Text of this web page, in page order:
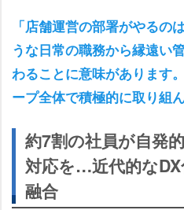
「店舗運営の部署がやるの
うな日常の職務から縁遠い
わることに意味があります
ープ全体で積極的に取り組
約7割の社員が自発
対応を…近代的な
融合